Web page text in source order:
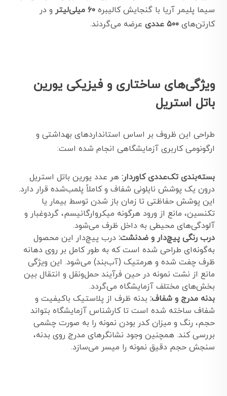
سیما پلیمر آریا با گنجایش کالیبره ۶۰ میلی‌لیتر
و در
کارتن‌های ۵۰۰ عددی عرضه می‌گردند.
ویژگی‌های ساختاری و فیزیکی یورین
باتل استریل
طراحی این ظروف بر اساس استانداردهای بهداشتی و
ارگونومی کاربری آزمایشگاهی انجام شده است:
بسته‌بندی تک‌عددی کاوردار: هر عدد یورین باتل استریل
درون یک پوشش نایلونی شفاف و کاملاً پلمب‌شده قرار دارد.
این پوشش حفاظتی تا زمان باز شدن توسط بیمار یا
تکنسین، مانع از ورود هرگونه میکروارگانیسم، گردوغبار و
آلودگی‌های محیطی به داخل ظرف می‌شود.
درب رنگی پیچ‌دار و ضد‌نشت: درب پیچ‌دار این محصول
به‌گونه‌ای طراحی شده است که به طور کامل بر روی دهانه
ظرف چفت شده و هرمتیک (آب‌بند) می‌شود. این ویژگی
مانع از نشت نمونه در حین فرآیند حمل‌ونقل و انتقال بین
بخش‌های مختلف آزمایشگاه می‌گردد.
بدنه مدرج و شفاف: بدنه ظرف از پلاستیک باکیفیت و
شفاف ساخته شده است تا کارشناس آزمایشگاه بتواند
حجم، رنگ و میزان کدر بودن نمونه را به صورت چشمی
بررسی کند. همچنین وجود نشانگرهای مدرج روی بدنه،
سنجش حجم دقیق نمونه را میسر می‌سازد.